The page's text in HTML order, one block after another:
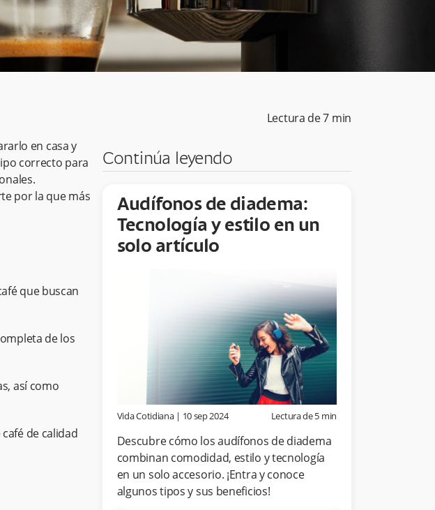
Lectura de7 min
en casa y
correcto para
por la que más
que buscan
de los
así como
de calidad
Continúa leyendo
Audífonos de diadema:
Tecnología y estilo en un
solo artículo
Vida Cotidiana| 10 sep 2024 Lectura de5 min
Descubre cómo los audífonos de diadema
combinan comodidad, estilo y tecnología
en un solo accesorio. ¡Entra y conoce
algunos tipos y sus beneficios!